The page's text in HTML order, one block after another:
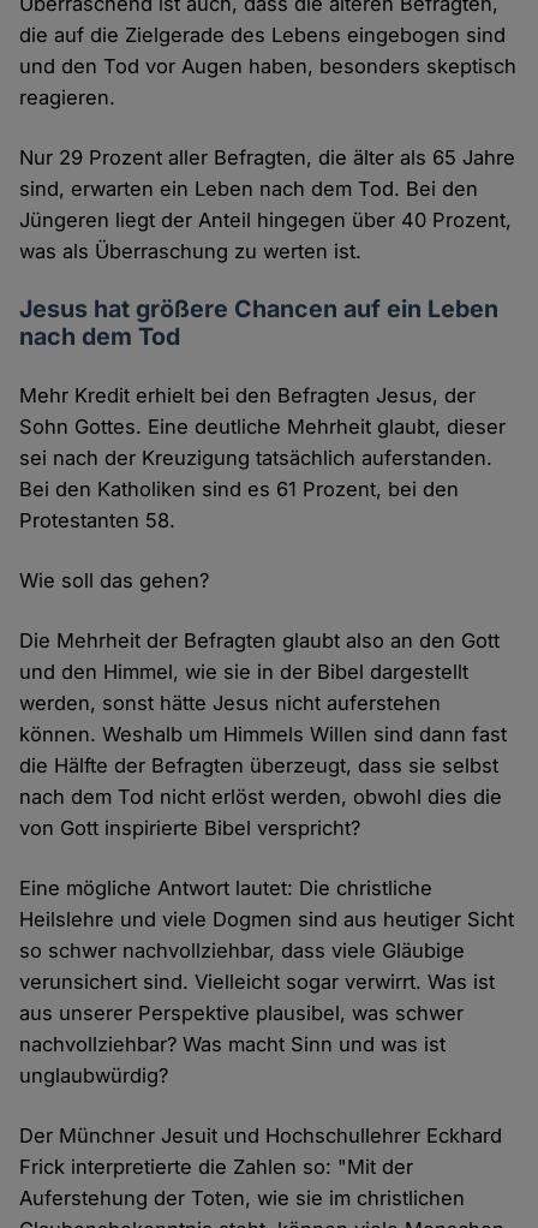
die auf die Zielgerade des Lebens eingebogen sind
und den Tod vor Augen haben, besonders skeptisch
reagieren.
Nur 29 Prozent aller Befragten, die älter als 65 Jahre
sind, erwarten ein Leben nach dem Tod. Bei den
Jüngeren liegt der Anteil hingegen über 40 Prozent,
was als Überraschung zu werten ist.
Jesus hat größere Chancen auf ein Leben
nach dem Tod
Mehr Kredit erhielt bei den Befragten Jesus, der
Sohn Gottes. Eine deutliche Mehrheit glaubt, dieser
sei nach der Kreuzigung tatsächlich auferstanden.
Bei den Katholiken sind es 61 Prozent, bei den
Protestanten 58.
Wie soll das gehen?
Die Mehrheit der Befragten glaubt also an den Gott
und den Himmel, wie sie in der Bibel dargestellt
werden, sonst hätte Jesus nicht auferstehen
können. Weshalb um Himmels Willen sind dann fast
die Hälfte der Befragten überzeugt, dass sie selbst
nach dem Tod nicht erlöst werden, obwohl dies die
von Gott inspirierte Bibel verspricht?
Eine mögliche Antwort lautet: Die christliche
Heilslehre und viele Dogmen sind aus heutiger Sicht
so schwer nachvollziehbar, dass viele Gläubige
verunsichert sind. Vielleicht sogar verwirrt. Was ist
aus unserer Perspektive plausibel, was schwer
nachvollziehbar? Was macht Sinn und was ist
unglaubwürdig?
Der Münchner Jesuit und Hochschullehrer Eckhard
Frick interpretierte die Zahlen so: "Mit der
Auferstehung der Toten, wie sie im christlichen